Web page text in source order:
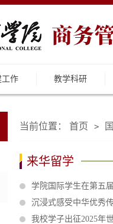
工作 教学科研
当前位置： 首页 >
来华留学
学院国际学生在第五
沉浸式感受中华优秀
我校学子出征2025年